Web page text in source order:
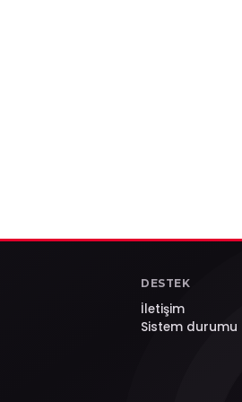
DESTEK
İletişim
Sistem durumu